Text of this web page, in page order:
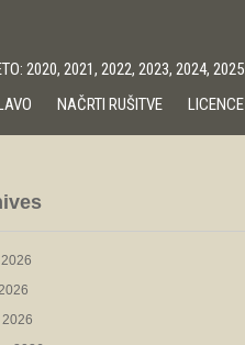
2020, 2021, 2022, 2023, 2024, 2025
NAČRTI RUŠITVE LICENCE